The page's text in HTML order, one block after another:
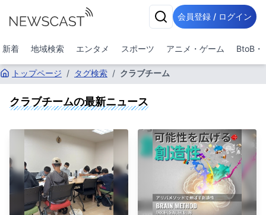
会員登録 / ログイン
新着 地域検索 エンタメ スポーツ アニメ・ゲーム BtoB・
トップページ / タグ検索 / クラブチーム
クラブチームの最新ニュース